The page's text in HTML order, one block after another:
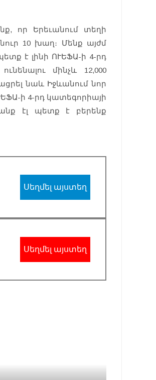
որ Երեւանում տեղի
10 խաղ։ Մենք այժմ
է լինի ՈՒԵՖԱ-ի 4-րդ
մինչև 12,000
նաև Իջևանում նոր
ի 4-րդ կատեգորիայի
էլ պետք է բերենք
Սեղմել այստեղ
Սեղմել այստեղ